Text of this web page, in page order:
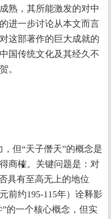
熟，其所能激发的对中
进一步讨论从本文而言
这部著作的巨大成就的
国传统文化及其经久不
。
但“天子僭天”的概念是
商榷。关键问题是：对
具有至高无上的地位
前约195-115年）诠释影
的一个核心概念，但实